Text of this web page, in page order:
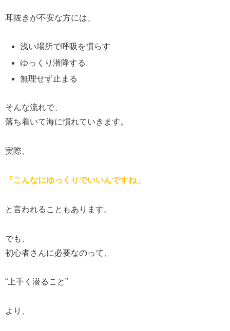
耳抜きが不安な方には、
浅い場所で呼吸を慣らす
ゆっくり潜降する
無理せず止まる
そんな流れで、
落ち着いて海に慣れていきます。
実際、
「こんなにゆっくりでいいんですね」
と言われることもあります。
でも、
初心者さんに必要なのって、
“上手く潜ること”
より、